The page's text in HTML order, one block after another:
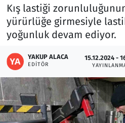
Kış lastiği
yürürlüğe girmesiyle
yoğunluk devam ediyor.
YAKUP ALACA
EDITÖR
15.12.2024 -
Kurumsal Haberler
Lezzet Durağı
Memur ve Kamu
Otomobil
Oyun